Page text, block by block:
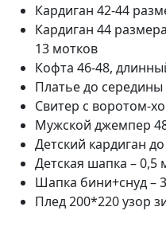
Кардиган 42-44
Кардиган 44
13 мотков
Кофта 46-48,
Платье до
Свитер с воротом-
Мужской джемпер
Детский кардиган
Детская шапка – 0,5
Шапка бини+снуд –
Плед 200*220 узор